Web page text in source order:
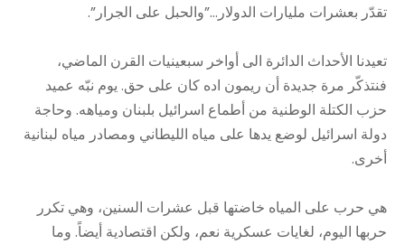
تقدّر بعشرات مليارات الدولار…”والحبل على الجرار”.
تعيدنا الأحداث الدائرة الى أواخر سبعينيات القرن الماضي،
فنتذكّر مرة جديدة أن ريمون اده كان على حق. يوم نبّه عميد
حزب الكتلة الوطنية من أطماع اسرائيل بلبنان ومياهه. وحاجة
دولة اسرائيل لوضع يدها على مياه الليطاني ومصادر مياه لبنانية
أخرى.
هي حرب على المياه خاضتها قبل عشرات السنين، وهي تكرر
حربها اليوم، لغايات عسكرية نعم، ولكن اقتصادية أيضاً. وما